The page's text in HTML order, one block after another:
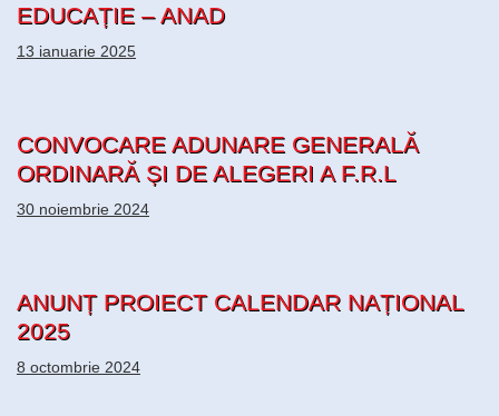
EDUCAȚIE – ANAD
13 ianuarie 2025
CONVOCARE ADUNARE GENERALĂ
ORDINARĂ ȘI DE ALEGERI A F.R.L
30 noiembrie 2024
ANUNȚ PROIECT CALENDAR NAȚIONAL
2025
8 octombrie 2024